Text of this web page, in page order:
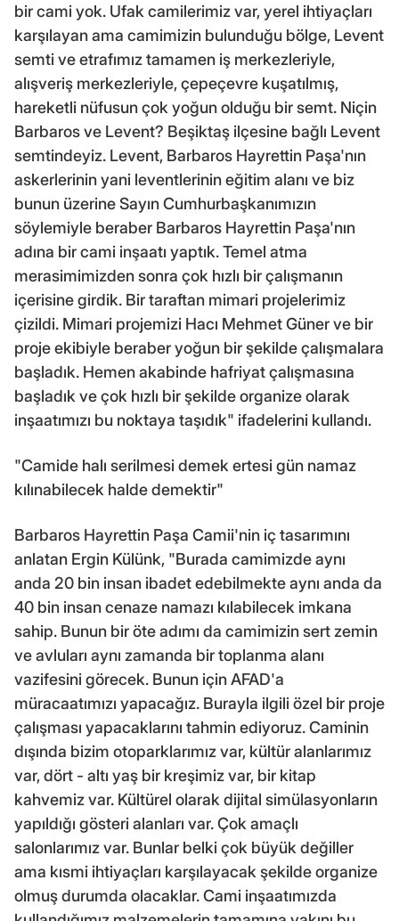
bir cami yok. Ufak camilerimiz var, yerel ihtiyaçları
karşılayan ama camimizin bulunduğu bölge, Levent
semti ve etrafımız tamamen iş merkezleriyle,
alışveriş merkezleriyle, çepeçevre kuşatılmış,
hareketli nüfusun çok yoğun olduğu bir semt. Niçin
Barbaros ve Levent? Beşiktaş ilçesine bağlı Levent
semtindeyiz. Levent, Barbaros Hayrettin Paşa'nın
askerlerinin yani leventlerinin eğitim alanı ve biz
bunun üzerine Sayın Cumhurbaşkanımızın
söylemiyle beraber Barbaros Hayrettin Paşa'nın
adına bir cami inşaatı yaptık. Temel atma
merasimimizden sonra çok hızlı bir çalışmanın
içerisine girdik. Bir taraftan mimari projelerimiz
çizildi. Mimari projemizi Hacı Mehmet Güner ve bir
proje ekibiyle beraber yoğun bir şekilde çalışmalara
başladık. Hemen akabinde hafriyat çalışmasına
başladık ve çok hızlı bir şekilde organize olarak
inşaatımızı bu noktaya taşıdık" ifadelerini kullandı.
"Camide halı serilmesi demek ertesi gün namaz
kılınabilecek halde demektir"
Barbaros Hayrettin Paşa Camii'nin iç tasarımını
anlatan Ergin Külünk, "Burada camimizde aynı
anda 20 bin insan ibadet edebilmekte aynı anda da
40 bin insan cenaze namazı kılabilecek imkana
sahip. Bunun bir öte adımı da camimizin sert zemin
ve avluları aynı zamanda bir toplanma alanı
vazifesini görecek. Bunun için AFAD'a
müracaatımızı yapacağız. Burayla ilgili özel bir proje
çalışması yapacaklarını tahmin ediyoruz. Caminin
dışında bizim otoparklarımız var, kültür alanlarımız
var, dört - altı yaş bir kreşimiz var, bir kitap
kahvemiz var. Kültürel olarak dijital simülasyonların
yapıldığı gösteri alanları var. Çok amaçlı
salonlarımız var. Bunlar belki çok büyük değiller
ama kısmi ihtiyaçları karşılayacak şekilde organize
olmuş durumda olacaklar. Cami inşaatımızda